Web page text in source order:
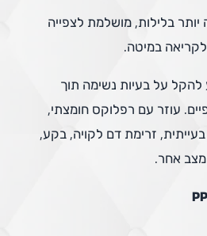
בלילות, מושלמת לצפייה
במיטה.
להקל על בעיות נשימה תוך
עוזר עם רפלוקס חומצתי,
זרימת דם לקויה, בקע,
מצב אחר.